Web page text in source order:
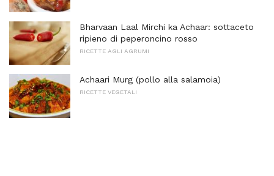
Bharvaan Laal Mirchi ka Achaar: sottaceto
ripieno di peperoncino rosso
RICETTE AGLI AGRUMI
Achaari Murg (pollo alla salamoia)
RICETTE VEGETALI